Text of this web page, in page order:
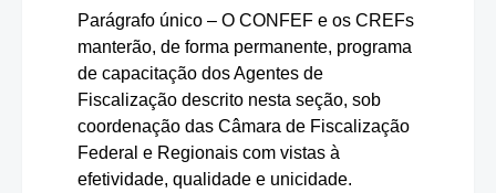
Parágrafo único – O CONFEF e os CREFs
manterão, de forma permanente, programa
de capacitação dos Agentes de
Fiscalização descrito nesta seção, sob
coordenação das Câmara de Fiscalização
Federal e Regionais com vistas à
efetividade, qualidade e unicidade.